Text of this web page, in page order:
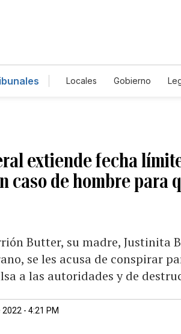
Locales Gobierno
extiende fecha
caso de hombre para
Butter, su madre, Justinita
se les acusa de conspirar
a las autoridades y de
- 4:21 PM